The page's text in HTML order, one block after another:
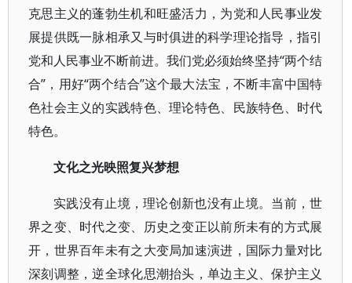
克思主义的蓬勃生机和旺盛活力，为党和人民事业发
展提供既一脉相承又与时俱进的科学理论指导，指引
党和人民事业不断前进。我们党必须始终坚持“两个结
合”，用好“两个结合”这个最大法宝，不断丰富中国特
色社会主义的实践特色、理论特色、民族特色、时代
特色。
文化之光映照复兴梦想
实践没有止境，理论创新也没有止境。当前，世
界之变、时代之变、历史之变正以前所未有的方式展
开，世界百年未有之大变局加速演进，国际力量对比
深刻调整，逆全球化思潮抬头，单边主义、保护主义